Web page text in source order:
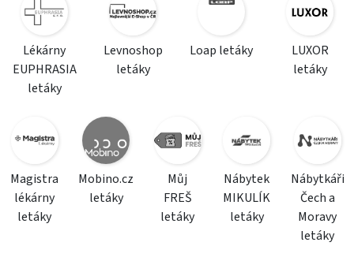
Lékárny
EUPHRASIA
letáky
Levnoshop
letáky
Loap letáky
LUXOR
letáky
Magistra
lékárny
letáky
Mobino.cz
letáky
Můj
FREŠ
letáky
Nábytek
MIKULÍK
letáky
Nábytkáři
Čech a
Moravy
letáky